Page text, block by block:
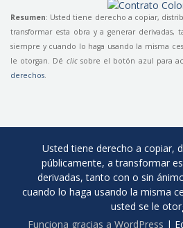
Resumen: Usted tiene derecho a copiar,
transformar esta obra y a generar
siempre y cuando lo haga usando la misma
le otorgan. Dé clicsobre el botón azul para
derechos.
Usted tiene derecho a copiar,
públicamente, a transformar
derivadas, tanto con o sin
cuando lo haga usando la misma
usted se le
Funciona gracias a WordPress |